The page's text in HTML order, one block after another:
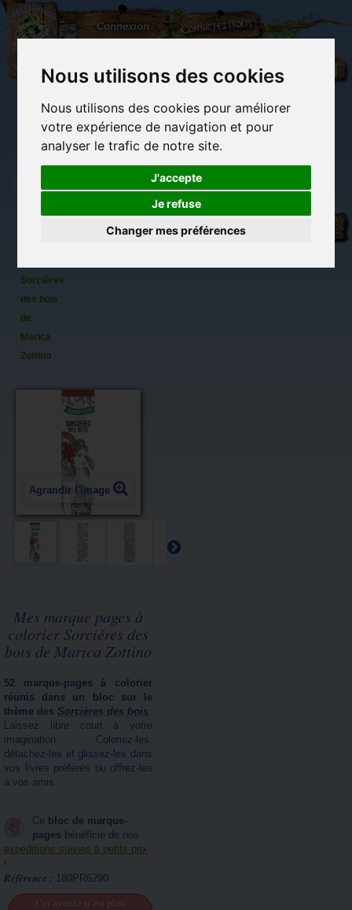
Nous utilisons des cookies
Nous utilisons des cookies pour améliorer
votre expérience de navigation et pour
analyser le trafic de notre site.
J'accepte
Je refuse
Changer mes préférences
L'Arbre
aux
100.000
Connexion Contactez-nous
(vide)
Librairie des
Carterie
originale
Activités
détente et jeux
Objets déco et
Sorcières
des bois
de
Marica
Zottino
Agrandir l'image
Mes marque pages à
colorier Sorcières des
bois de Marica Zottino
52 marque-pages à colorier
réunis dans un bloc sur le
thème des Sorcières des bois.
Laissez libre court à votre
imagination. Coloriez-les,
détachez-les et glissez-les dans
vos livres préférés ou offrez-les
à vos amis.
Ce bloc de marque-
pagesbénéficie de nos
expéditions suivies à petits prix
!
Référence : 180PR6290
Cet article n'est plus